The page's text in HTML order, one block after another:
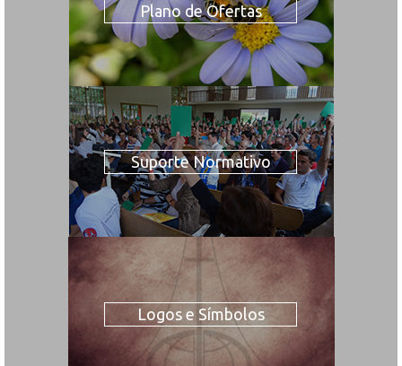
Plano de Ofertas
Suporte Normativo
Logos e Símbolos